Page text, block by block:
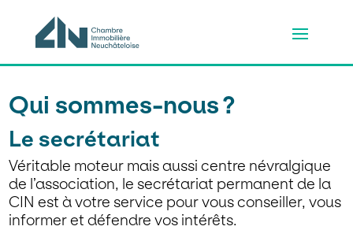
Qui sommes-nous ?
Le secrétariat
Véritable moteur mais aussi centre névralgique
de l’association, le secrétariat permanent de la
CIN est à votre service pour vous conseiller, vous
informer et défendre vos intérêts.